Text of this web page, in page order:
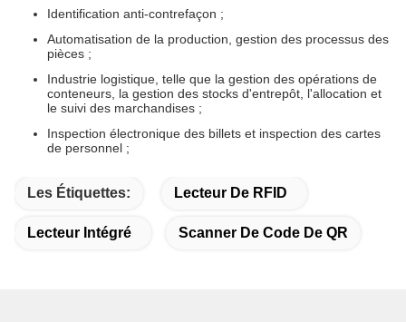
Identification anti-contrefaçon ;
Automatisation de la production, gestion des processus des
pièces ;
Industrie logistique, telle que la gestion des opérations de
conteneurs, la gestion des stocks d'entrepôt, l'allocation et
le suivi des marchandises ;
Inspection électronique des billets et inspection des cartes
de personnel ;
Les Étiquettes: Lecteur De RFID
Lecteur Intégré Scanner De Code De QR